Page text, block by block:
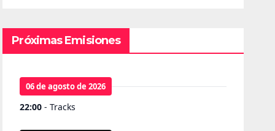
Próximas Emisiones